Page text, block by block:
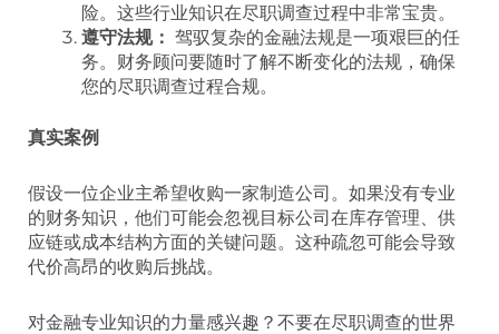
险。这些行业知识在尽职调查过程中非常宝贵。
遵守法规： 驾驭复杂的金融法规是一项艰巨的任
务。财务顾问要随时了解不断变化的法规，确保
您的尽职调查过程合规。
真实案例
假设一位企业主希望收购一家制造公司。如果没有专业
的财务知识，他们可能会忽视目标公司在库存管理、供
应链或成本结构方面的关键问题。这种疏忽可能会导致
代价高昂的收购后挑战。
对金融专业知识的力量感兴趣？不要在尽职调查的世界